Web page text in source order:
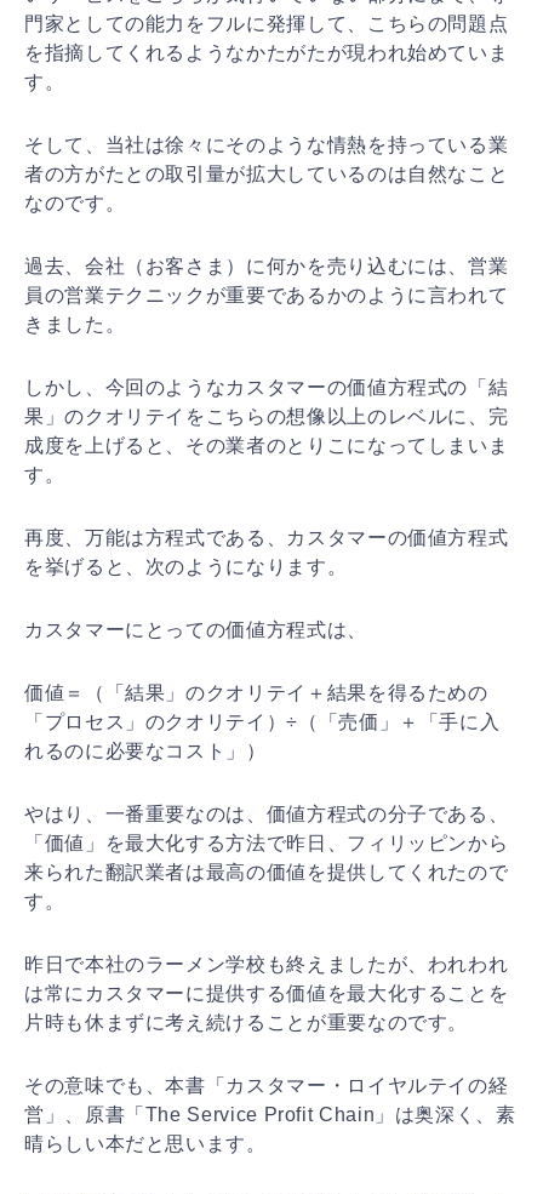
門家としての能力をフルに発揮して、こちらの問題点
を指摘してくれるようなかたがたが現われ始めていま
す。
そして、当社は徐々にそのような情熱を持っている業
者の方がたとの取引量が拡大しているのは自然なこと
なのです。
過去、会社（お客さま）に何かを売り込むには、営業
員の営業テクニックが重要であるかのように言われて
きました。
しかし、今回のようなカスタマーの価値方程式の「結
果」のクオリテイをこちらの想像以上のレベルに、完
成度を上げると、その業者のとりこになってしまいま
す。
再度、万能は方程式である、カスタマーの価値方程式
を挙げると、次のようになります。
カスタマーにとっての価値方程式は、
価値＝（「結果」のクオリテイ＋結果を得るための
「プロセス」のクオリテイ）÷（「売価」＋「手に入
れるのに必要なコスト」）
やはり、一番重要なのは、価値方程式の分子である、
「価値」を最大化する方法で昨日、フィリッピンから
来られた翻訳業者は最高の価値を提供してくれたので
す。
昨日で本社のラーメン学校も終えましたが、われわれ
は常にカスタマーに提供する価値を最大化することを
片時も休まずに考え続けることが重要なのです。
その意味でも、本書「カスタマー・ロイヤルテイの経
営」、原書「The Service Profit Chain」は奥深く、素
晴らしい本だと思います。